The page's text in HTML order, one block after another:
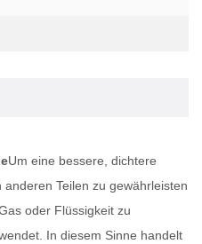
Um eine bessere, dichtere
Teilen zu gewährleisten
oder Flüssigkeit zu
In diesem Sinne handelt